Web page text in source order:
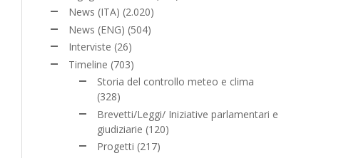
News (ITA) (2.020)
News (ENG) (504)
Interviste (26)
Timeline (703)
Storia del controllo meteo e clima
(328)
Brevetti/Leggi/ Iniziative parlamentari e
giudiziarie (120)
Progetti (217)